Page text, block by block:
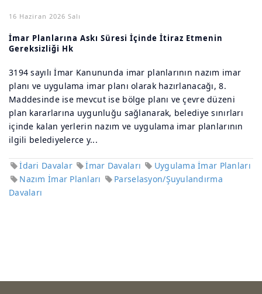
16 Haziran 2026 Salı
İmar Planlarına Askı Süresi İçinde İtiraz Etmenin
Gereksizliği Hk
3194 sayılı İmar Kanununda imar planlarının nazım imar
planı ve uygulama imar planı olarak hazırlanacağı, 8.
Maddesinde ise mevcut ise bölge planı ve çevre düzeni
plan kararlarına uygunluğu sağlanarak, belediye sınırları
içinde kalan yerlerin nazım ve uygulama imar planlarının
ilgili belediyelerce y...
İdari Davalar İmar Davaları
Uygulama İmar Planları
Nazım İmar Planları
Parselasyon/Şuyulandırma
Davaları